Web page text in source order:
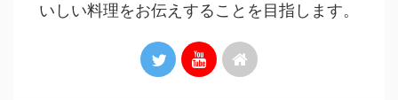
いしい料理をお伝えすることを目指します。